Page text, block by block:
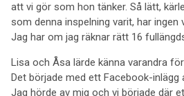
att vi gör som hon tänker. Så lätt,
som denna inspelning varit, har
Jag har om jag räknar rätt 16
Lisa och Åsa lärde känna varandra
Det började med ett Facebook-inlägg
Jag hörde av mig och vi började där